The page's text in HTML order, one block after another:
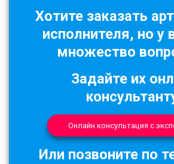
Хотите заказать
исполнителя, но у
множество
Задайте их
Онлайн консультация с
Или позвоните по